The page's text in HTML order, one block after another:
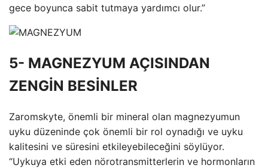
gece boyunca sabit tutmaya yardımcı olur.”
5- MAGNEZYUM AÇISINDAN
ZENGİN BESİNLER
Zaromskyte, önemli bir mineral olan magnezyumun
uyku düzeninde çok önemli bir rol oynadığı ve uyku
kalitesini ve süresini etkileyebileceğini söylüyor.
“Uykuya etki eden nörotransmitterlerin ve hormonların